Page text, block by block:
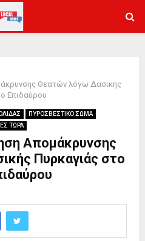
Θεατών λόγω Δασικής
Επιδαύρου
ΠΥΡΟΣΒΕΣΤΙΚΟ ΣΩΜΑ
ΤΩΡΑ
Απομάκρυνσης
Πυρκαγιάς στο